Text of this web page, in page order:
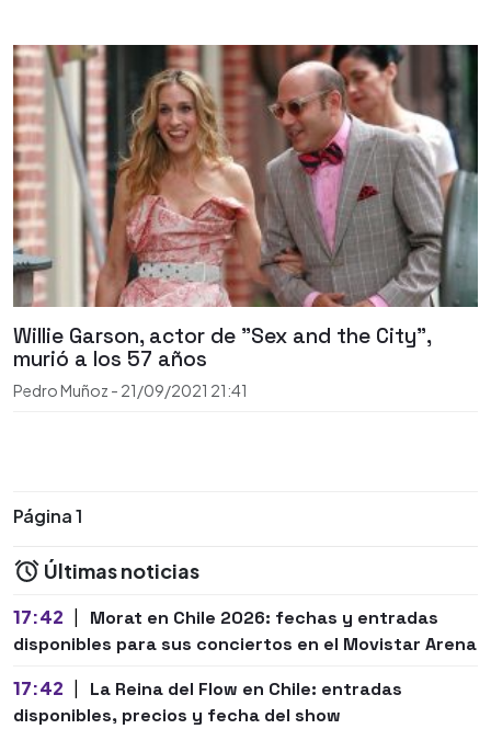
Willie Garson, actor de "Sex and the City",
murió a los 57 años
Pedro Muñoz - 21/09/2021 21:41
Página 1
Últimas noticias
17:42
Morat en Chile 2026: fechas y entradas
disponibles para sus conciertos en el Movistar Arena
17:42
La Reina del Flow en Chile: entradas
disponibles, precios y fecha del show